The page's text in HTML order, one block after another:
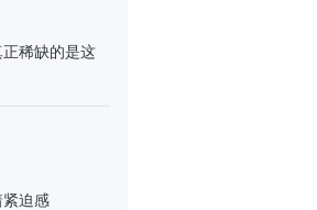
正稀缺的是这
迫感